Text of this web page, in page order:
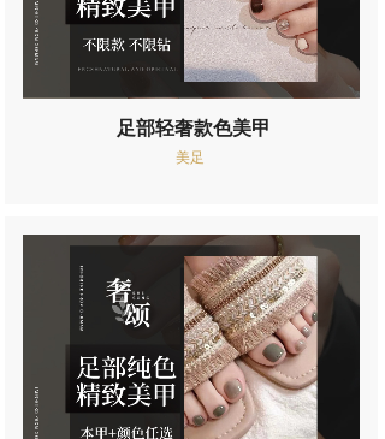
足部轻奢款色美甲
美足